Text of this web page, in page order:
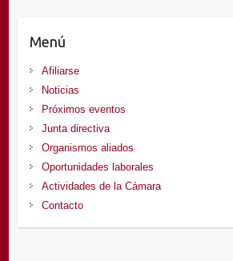
Menú
Afiliarse
Noticias
Próximos eventos
Junta directiva
Organismos aliados
Oportunidades laborales
Actividades de la Cámara
Contacto